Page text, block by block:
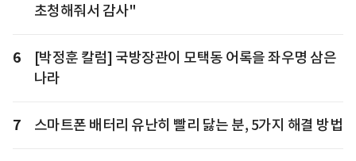
초청해줘서 감사"
6
[박정훈 칼럼] 국방장관이 모택동 어록을 좌우명 삼은
나라
7 스마트폰 배터리 유난히 빨리 닳는 분, 5가지 해결 방법